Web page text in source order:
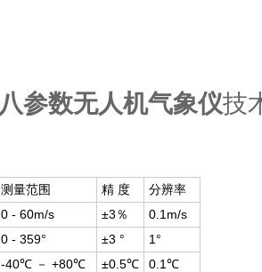
八参数无人机气象仪技
测量范围 精 度
分辨率
0 - 60m/s ±3％
0.1m/s
0 - 359° ±3 °
1°
-40℃ － +80℃ ±0.5℃
0.1℃